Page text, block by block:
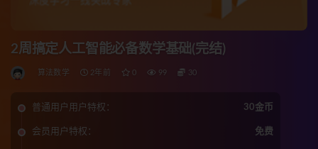
2周搞定人工智能必备数学基础(完结)
算法数学 2年前 0 99 30
普通用户用户特权： 30金币
会员用户特权： 免费